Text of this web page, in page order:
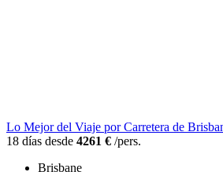
Lo Mejor del Viaje por Carretera de
18 días desde 4261 € /pers.
Brisbane